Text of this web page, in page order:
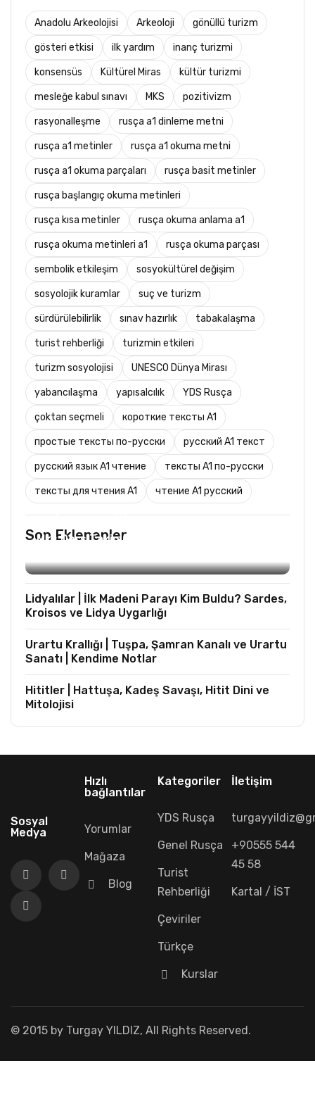
Anadolu Arkeolojisi Arkeoloji gönüllü turizm
gösteri etkisi ilk yardım inanç turizmi
konsensüs Kültürel Miras kültür turizmi
mesleğe kabul sınavı MKS pozitivizm
rasyonalleşme rusça a1 dinleme metni
rusça a1 metinler rusça a1 okuma metni
rusça a1 okuma parçaları rusça basit metinler
rusça başlangıç okuma metinleri
rusça kısa metinler rusça okuma anlama a1
rusça okuma metinleri a1 rusça okuma parçası
sembolik etkileşim sosyokültürel değişim
sosyolojik kuramlar suç ve turizm
sürdürülebilirlik sınav hazırlık tabakalaşma
turist rehberliği turizmin etkileri
turizm sosyolojisi UNESCO Dünya Mirası
yabancılaşma yapısalcılık YDS Rusça
çoktan seçmeli короткие тексты A1
простые тексты по-русски русский A1 текст
русский язык A1 чтение тексты A1 по-русски
тексты для чтения A1 чтение A1 русский
Son Eklenenler
Mks Ders Takip (Turizm ve Mesleki Dersler
Lidyalılar | İlk Madeni Parayı Kim Buldu? Sardes,
Kroisos ve Lidya Uygarlığı
Urartu Krallığı | Tuşpa, Şamran Kanalı ve Urartu
Sanatı | Kendime Notlar
Hititler | Hattuşa, Kadeş Savaşı, Hitit Dini ve
Mitolojisi
Sosyal
Medya
Hızlı
bağlantılar
Yorumlar
Mağaza
Blog
Kategoriler
YDS Rusça
Genel Rusça
Turist
Rehberliği
Çeviriler
Türkçe
Kurslar
İletişim
+90555 544
45 58
Kartal / İST
© 2015 by Turgay YILDIZ, All Rights Reserved.